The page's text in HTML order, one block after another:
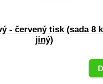
- červený tisk (sada 8
jiný)